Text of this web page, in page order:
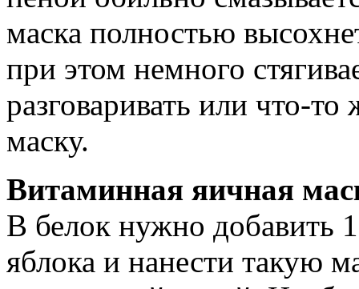
маска полностью
при этом немного
разговаривать или что-то
маску.
Витаминная яичная
В белок нужно добавить 1
яблока и нанести такую